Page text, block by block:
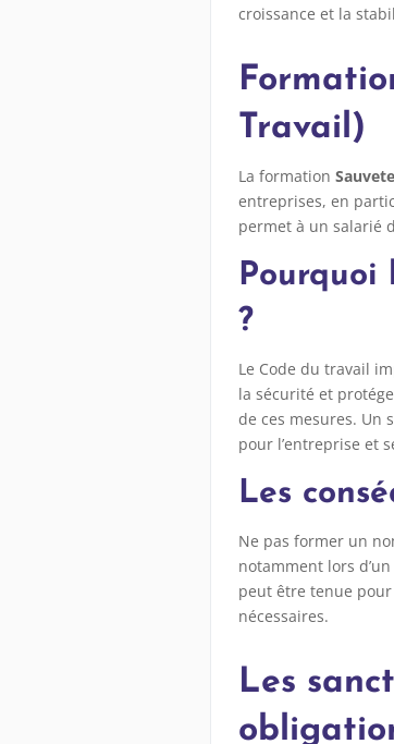
croissance et la
Travail)
La formation
entreprises, en
permet à un salarié
Pourquoi
?
Le Code du travail
la sécurité et
de ces mesures. Un
pour l’entreprise et
Les
Ne pas former un
notamment lors
peut être tenue pour
nécessaires.
Les